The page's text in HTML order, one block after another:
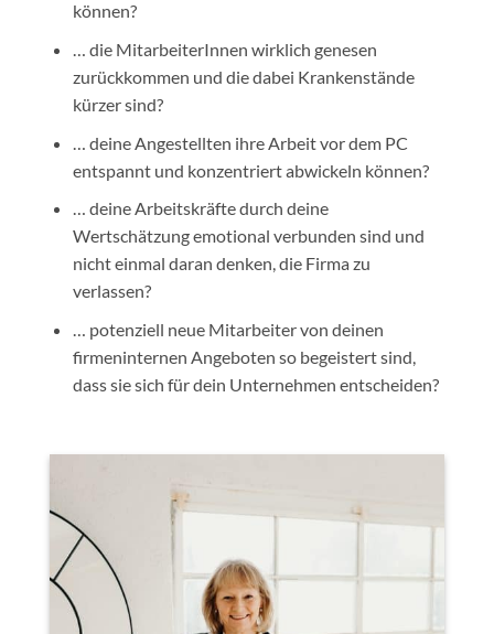
können?
… die MitarbeiterInnen wirklich genesen
zurückkommen und die dabei Krankenstände
kürzer sind?
… deine Angestellten ihre Arbeit vor dem PC
entspannt und konzentriert abwickeln können?
… deine Arbeitskräfte durch deine
Wertschätzung emotional verbunden sind und
nicht einmal daran denken, die Firma zu
verlassen?
… potenziell neue Mitarbeiter von deinen
firmeninternen Angeboten so begeistert sind,
dass sie sich für dein Unternehmen entscheiden?